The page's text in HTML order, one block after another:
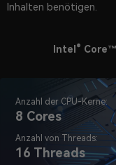
Inhalten benötigen.
Intel ®
Anzahl der CPU-Kerne:
8 Cores
Anzahl von Threads:
16 Threads